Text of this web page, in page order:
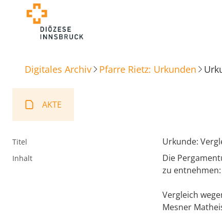
Digitales Archiv Pfarre Rietz: Urkunden
AKTE
Titel Urkunde:
Inhalt
Die
zu entnehmen:
Vergleich
Mesner